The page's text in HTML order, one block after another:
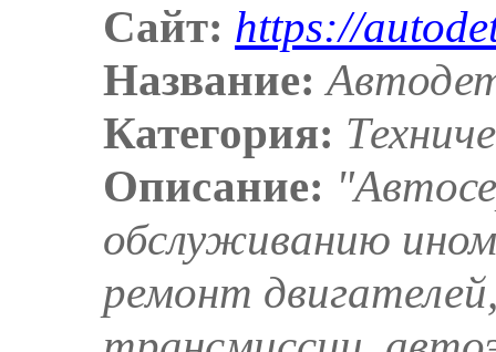
Сайт: https://
Название:
Категория:
Описание:
обслуживанию
ремонт